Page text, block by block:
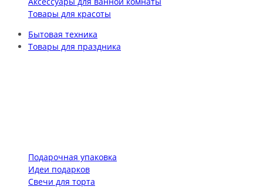
Товары для красоты
Бытовая техника
Товары для праздника
Подарочная упаковка
Идеи подарков
Свечи для торта